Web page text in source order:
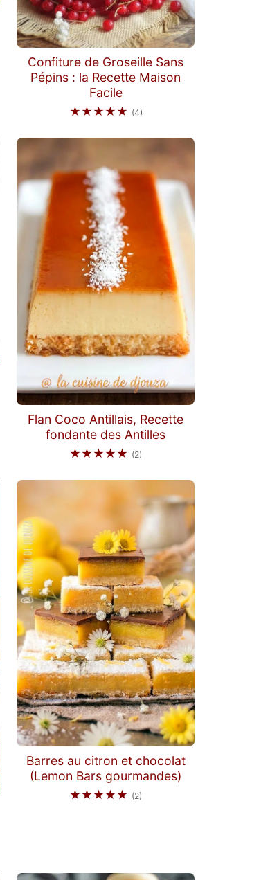
Confiture de Groseille Sans
Pépins : la Recette Maison
Facile
★★★★★ (4)
Flan Coco Antillais, Recette
fondante des Antilles
★★★★★ (2)
Barres au citron et chocolat
(Lemon Bars gourmandes)
★★★★★ (2)